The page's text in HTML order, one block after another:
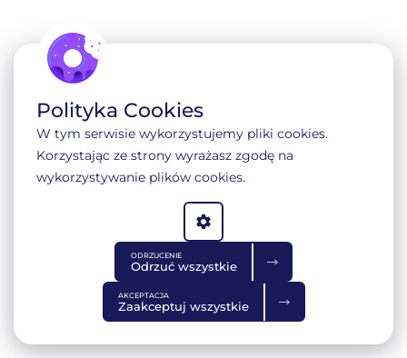
Polityka Cookies
W tym serwisie wykorzystujemy pliki cookies.
Korzystając ze strony wyrażasz zgodę na
wykorzystywanie plików cookies.
ODRZUCENIE
Odrzuć wszystkie
AKCEPTACJA
Zaakceptuj wszystkie
Polityka prywatności